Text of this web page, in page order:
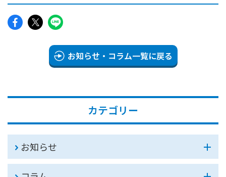
お知らせ・コラム一覧に戻る
カテゴリー
お知らせ